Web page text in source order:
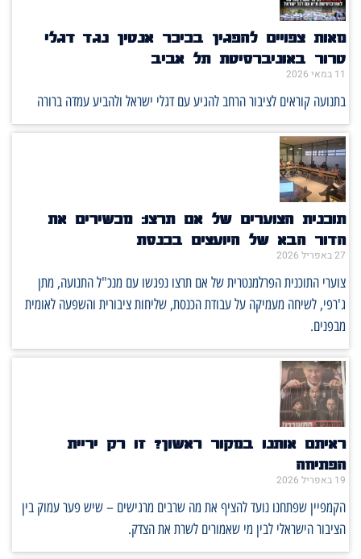
מאות צפויים להפגין בכיכר אנטין נגד דגלי
טרור באוניברסיטת תל אביב
11 במאי 2026
בתנועה קוראים לציבור הרחב להגיע עם דגלי ישראל ולהביע עמדה ברורה
תוכנית הצוערים של אם תרצו: מכשירים את
הדור הבא של היועצים בכנסת
27 באפריל 2026
צוערי התוכנית הפרלמנטרית של אם תרצו נפגשו עם מנכ"ל התנועה, מתן
ג'רפי, לשיחה מעמיקה על עבודת הכנסת, שליחות ציבורית והשפעה לאומית
מבפנים.
ראיתם אותנו במקור ראשון? זו רק יריית
הפתיחה
19 באפריל 2026
הקמפיין שפתחנו נועד להציף את מה שרבים מרגישים – שיש פער עמוק בין
הציבור הישראלי לבין מי שאמורים לשרת את הצדק.